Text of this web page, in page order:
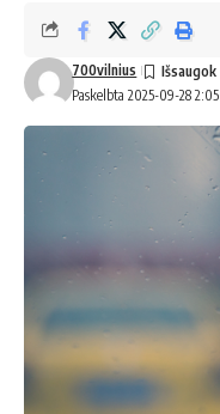
Paskelbta 2025-09-28 2:05
700vilnius